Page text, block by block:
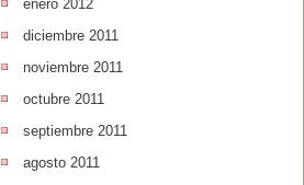
enero 2012
diciembre 2011
noviembre 2011
octubre 2011
septiembre 2011
agosto 2011